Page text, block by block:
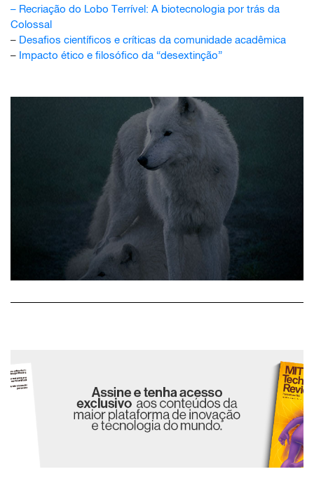
– Recriação do Lobo Terrível: A biotecnologia por trás da
Colossal
– Desafios científicos e críticas da comunidade acadêmica
– Impacto ético e filosófico da “desextinção”